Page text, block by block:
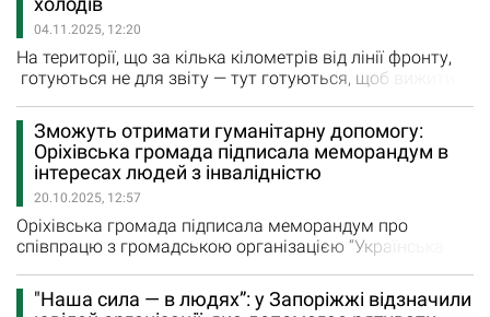
евакуюватися. У цьому матеріалі йдеться про
Пологівський район, який останнім…
04.11.2025, 12:20
На території, що за кілька кілометрів від лінії фронту,
готуються не для звіту — тут готуються, щоб вижити.
диму від печі, про очікування виплат і про те, як до
зими доводиться готуватися місяцями, щоб просто
мати хоча б мінімальні умови обігріву. «Ми з Оріхова
нікуди не виїжджали. Це буде четвертий
опалювальний…
Зможуть отримати гуманітарну допомогу:
Оріхівська громада підписала меморандум в
інтересах людей з інвалідністю
20.10.2025, 12:57
Оріхівська громада підписала меморандум про
співпрацю з громадською організацією “Українська
телеграм-каналі Оріхівської МВА, об’єднує людей з
інвалідністю, їхні родини та всіх небайдужих, хто
"Наша сила — в людях”: у Запоріжжі відзначили